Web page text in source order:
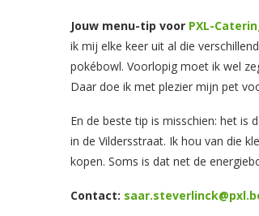
Jouw menu-tip voor PXL-
ik mij elke keer uit al die
pokébowl. Voorlopig moet ik wel
Daar doe ik met plezier mijn pet
En de beste tip is misschien: het
in de Vildersstraat. Ik hou van die
kopen. Soms is dat net de
Contact: